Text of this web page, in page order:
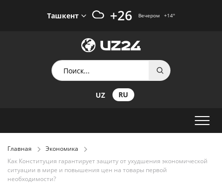
Ташкент +26 Вечером +14°
UZ RU
Главная
Экономика
Как Конституция гарантирует защиту от ухудшения экономической
ситуации в мире и повышения цен на товары первой
необходимости?